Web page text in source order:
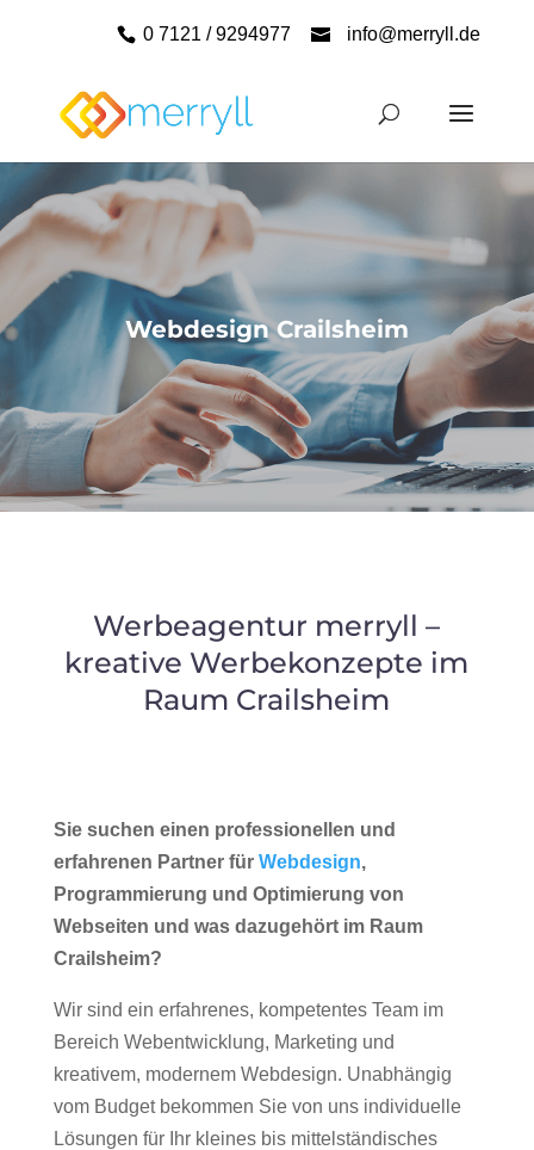
0 7121 / 9294977 info@merryll.de
Webdesign Crailsheim
Werbeagentur merryll –
kreative Werbekonzepte im
Raum Crailsheim
Sie suchen einen professionellen und
erfahrenen Partner für Webdesign,
Programmierung und Optimierung von
Webseiten und was dazugehört im Raum
Crailsheim?
Wir sind ein erfahrenes, kompetentes Team im
Bereich Webentwicklung, Marketing und
kreativem, modernem Webdesign. Unabhängig
vom Budget bekommen Sie von uns individuelle
Lösungen für Ihr kleines bis mittelständisches